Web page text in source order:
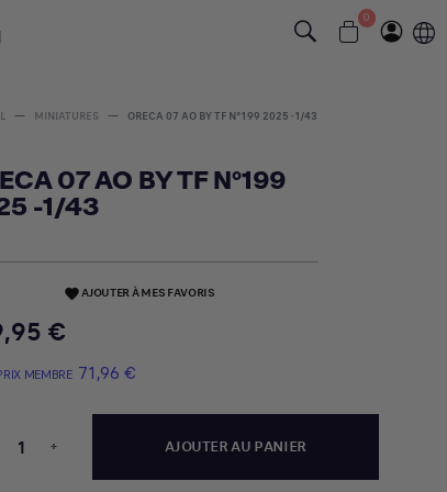
0
MINIATURES ORECA 07 AO BY TF N°199 2025 -1/43
07 AO BY TF N°199
-1/43
favoriteAJOUTER À MES FAVORIS
€
MEMBRE 71,96 €
+ AJOUTER AU PANIER